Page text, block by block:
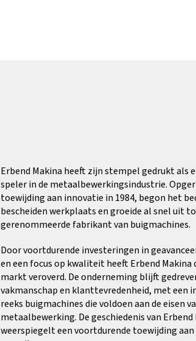
Erbend Makina heeft zijn stempel gedrukt als
speler in de metaalbewerkingsindustrie.
toewijding aan innovatie in 1984, begon het
bescheiden werkplaats en groeide al snel uit
gerenommeerde fabrikant van buigmachines.
Door voortdurende investeringen in
en een focus op kwaliteit heeft Erbend Makina
markt veroverd. De onderneming blijft
vakmanschap en klanttevredenheid, met een
reeks buigmachines die voldoen aan de eisen
metaalbewerking. De geschiedenis van Erbend
weerspiegelt een voortdurende toewijding